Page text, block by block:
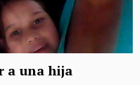
a una hija